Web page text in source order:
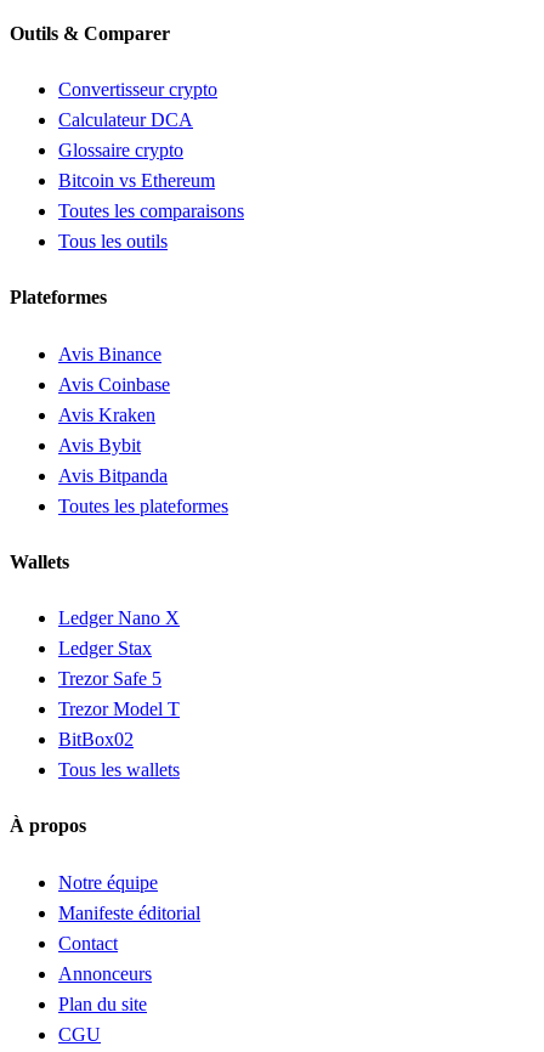
Outils & Comparer
Convertisseur crypto
Calculateur DCA
Glossaire crypto
Bitcoin vs Ethereum
Toutes les comparaisons
Tous les outils
Plateformes
Avis Binance
Avis Coinbase
Avis Kraken
Avis Bybit
Avis Bitpanda
Toutes les plateformes
Wallets
Ledger Nano X
Ledger Stax
Trezor Safe 5
Trezor Model T
BitBox02
Tous les wallets
À propos
Notre équipe
Manifeste éditorial
Contact
Annonceurs
Plan du site
CGU